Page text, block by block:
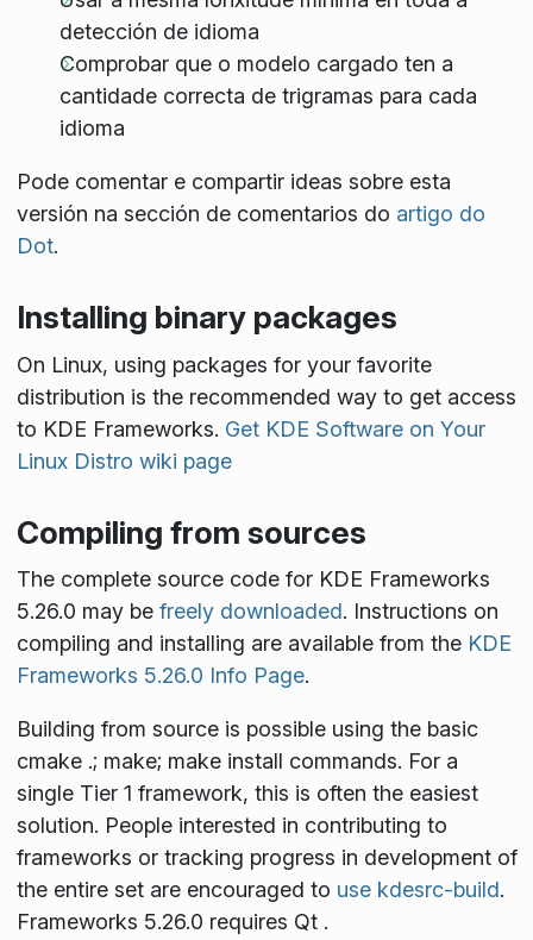
detección de idioma
Comprobar que o modelo cargado ten a
cantidade correcta de trigramas para cada
idioma
Pode comentar e compartir ideas sobre esta
versión na sección de comentarios do artigo do
Dot.
Installing binary packages
On Linux, using packages for your favorite
distribution is the recommended way to get access
to KDE Frameworks. Get KDE Software on Your
Linux Distro wiki page
Compiling from sources
The complete source code for KDE Frameworks
5.26.0 may be freely downloaded. Instructions on
compiling and installing are available from the KDE
Frameworks 5.26.0 Info Page.
Building from source is possible using the basic
cmake .; make; make install commands. For a
single Tier 1 framework, this is often the easiest
solution. People interested in contributing to
frameworks or tracking progress in development of
the entire set are encouraged to use kdesrc-build.
Frameworks 5.26.0 requires Qt .